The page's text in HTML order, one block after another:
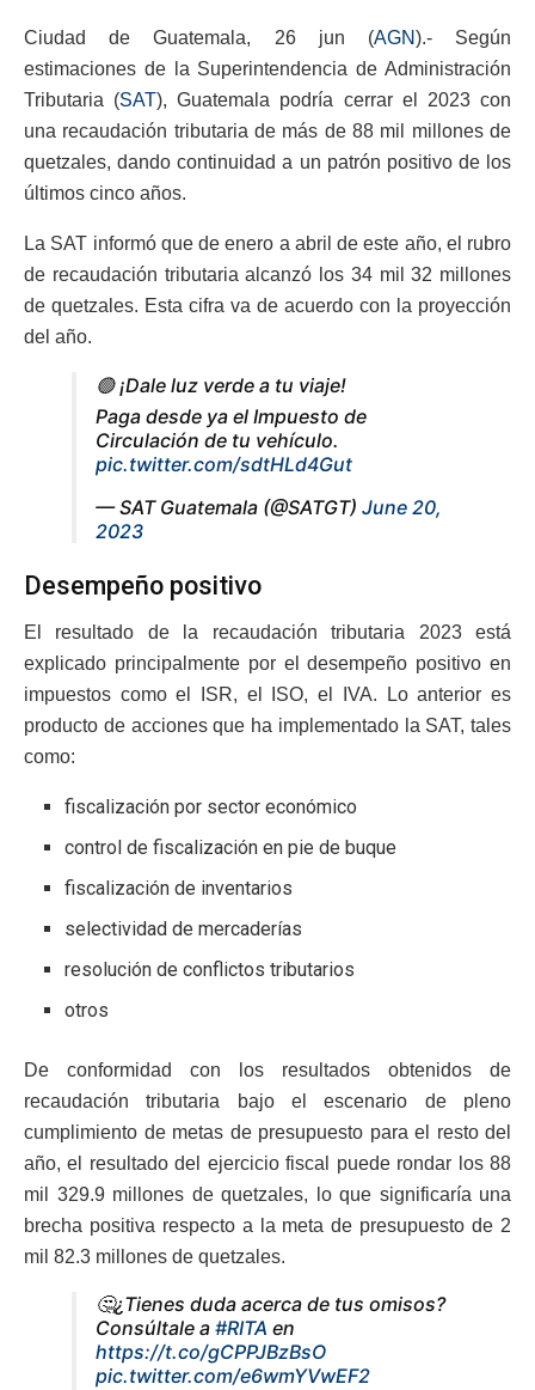
Ciudad de Guatemala, 26 jun (AGN).- Según
estimaciones de la Superintendencia de Administración
Tributaria (SAT), Guatemala podría cerrar el 2023 con
una recaudación tributaria de más de 88 mil millones de
quetzales, dando continuidad a un patrón positivo de los
últimos cinco años.
La SAT informó que de enero a abril de este año, el rubro
de recaudación tributaria alcanzó los 34 mil 32 millones
de quetzales. Esta cifra va de acuerdo con la proyección
del año.
🟢 ¡Dale luz verde a tu viaje!
Paga desde ya el Impuesto de
Circulación de tu vehículo.
pic.twitter.com/sdtHLd4Gut
— SAT Guatemala (@SATGT) June 20,
2023
Desempeño positivo
El resultado de la recaudación tributaria 2023 está
explicado principalmente por el desempeño positivo en
impuestos como el ISR, el ISO, el IVA. Lo anterior es
producto de acciones que ha implementado la SAT, tales
como:
fiscalización por sector económico
control de fiscalización en pie de buque
fiscalización de inventarios
selectividad de mercaderías
resolución de conflictos tributarios
otros
De conformidad con los resultados obtenidos de
recaudación tributaria bajo el escenario de pleno
cumplimiento de metas de presupuesto para el resto del
año, el resultado del ejercicio fiscal puede rondar los 88
mil 329.9 millones de quetzales, lo que significaría una
brecha positiva respecto a la meta de presupuesto de 2
mil 82.3 millones de quetzales.
🤔¿Tienes duda acerca de tus omisos?
Consúltale a #RITA en
https://t.co/gCPPJBzBsO
pic.twitter.com/e6wmYVwEF2